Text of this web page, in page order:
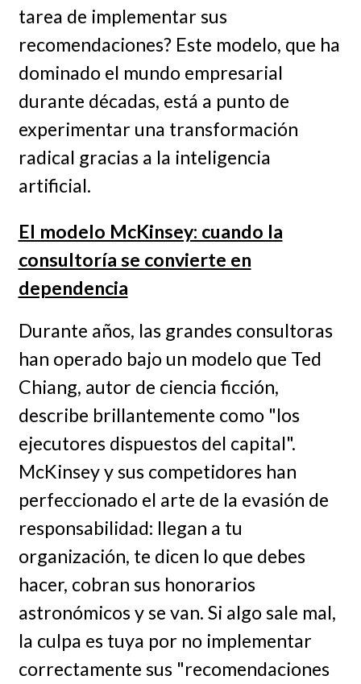
tarea de implementar sus
recomendaciones? Este modelo, que ha
dominado el mundo empresarial
durante décadas, está a punto de
experimentar una transformación
radical gracias a la inteligencia
artificial.
El modelo McKinsey: cuando la
consultoría se convierte en
dependencia
Durante años, las grandes consultoras
han operado bajo un modelo que Ted
Chiang, autor de ciencia ficción,
describe brillantemente como "los
ejecutores dispuestos del capital".
McKinsey y sus competidores han
perfeccionado el arte de la evasión de
responsabilidad: llegan a tu
organización, te dicen lo que debes
hacer, cobran sus honorarios
astronómicos y se van. Si algo sale mal,
la culpa es tuya por no implementar
correctamente sus "recomendaciones